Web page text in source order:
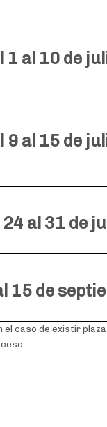
1 al 10 de
9 al 15 de
24 al 31 de
15 de
el caso de existir